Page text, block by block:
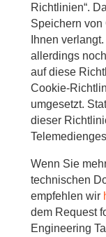
Richtlinien“.
Speichern
Ihnen
allerdings
auf diese
Cookie-
umgesetzt.
dieser
Wenn Sie
technischen
empfehlen wir
dem Request
Engineering